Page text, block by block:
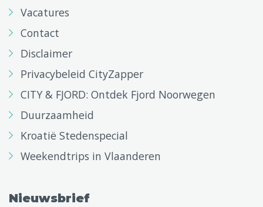
Vacatures
Contact
Disclaimer
Privacybeleid CityZapper
CITY & FJORD: Ontdek Fjord Noorwegen
Duurzaamheid
Kroatië Stedenspecial
Weekendtrips in Vlaanderen
Nieuwsbrief